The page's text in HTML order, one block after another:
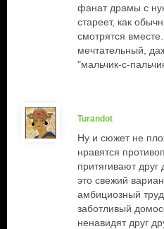
фанат драмы с
стареет, как
смотрятся
мечтательный,
"мальчик-с-
Turandot
Ну и сюжет не
нравятся
притягивают
это свежий
амбициозный
заботливый
ненавидят друг